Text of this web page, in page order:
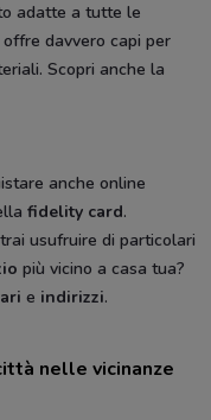
adatte a tutte le
davvero capi per
Scopri anche la
anche online
fidelity card.
usufruire di particolari
più vicino a casa tua?
e indirizzi.
nelle vicinanze